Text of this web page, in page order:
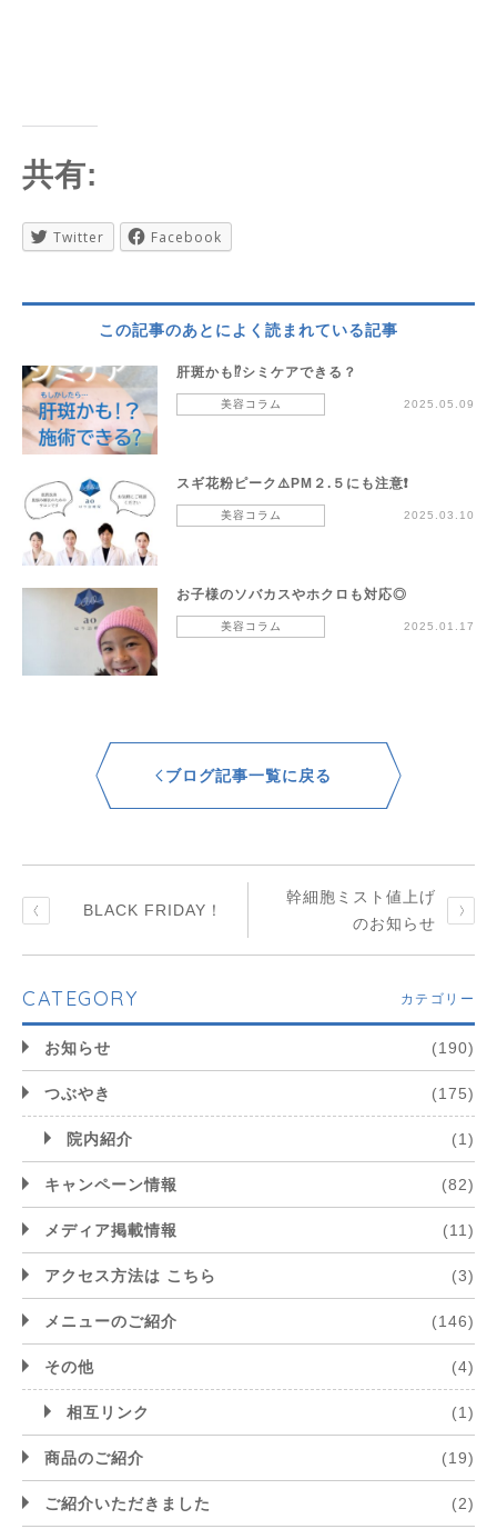
共有:
Twitter Facebook
この記事のあとによく読まれている記事
肝斑かも⁉︎シミケアできる？
美容コラム 2025.05.09
スギ花粉ピーク⚠️PM２.５にも注意❗️
美容コラム 2025.03.10
お子様のソバカスやホクロも対応◎
美容コラム 2025.01.17
ブログ記事一覧に戻る
BLACK FRIDAY！
幹細胞ミスト値上げ
のお知らせ
CATEGORY カテゴリー
お知らせ (190)
つぶやき (175)
院内紹介 (1)
キャンペーン情報 (82)
メディア掲載情報 (11)
アクセス方法は こちら (3)
メニューのご紹介 (146)
その他 (4)
相互リンク (1)
商品のご紹介 (19)
ご紹介いただきました (2)